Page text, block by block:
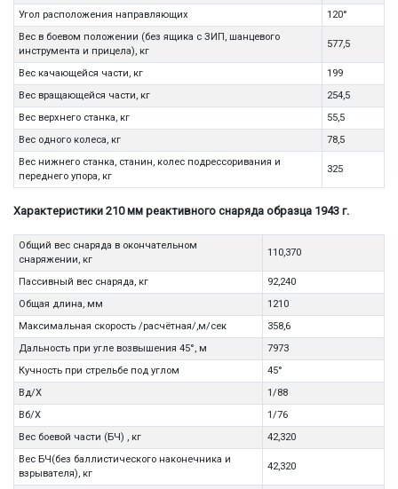
Угол расположения направляющих
120°
Вес в боевом положении (без ящика с ЗИП, шанцевого
инструмента и прицела), кг
577,5
Вес качающейся части, кг
199
Вес вращающейся части, кг
254,5
Вес верхнего станка, кг
55,5
Вес одного колеса, кг
78,5
Вес нижнего станка, станин, колес подрессоривания и
переднего упора, кг
325
Характеристики 210 мм реактивного снаряда образца 1943 г.
Общий вес снаряда в окончательном
снаряжении, кг
110,370
Пассивный вес снаряда, кг
92,240
Общая длина, мм
1210
Максимальная скорость /расчётная/,м/сек
358,6
Дальность при угле возвышения 45°, м
7973
Кучность при стрельбе под углом
45°
Вд/Х
1/88
Вб/Х
1/76
Вес боевой части (БЧ) , кг
42,320
Вес БЧ(без баллистического наконечника и
взрывателя), кг
42,320